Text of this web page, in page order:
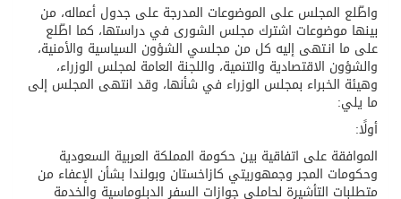
واطّلع المجلس على الموضوعات المدرجة على جدول أعماله، من
بينها موضوعات اشترك مجلس الشورى في دراستها، كما اطّلع
على ما انـتهى إليه كل من مجلسي الشؤون السياسية والأمنية،
والشؤون الاقتصادية والتنمية، واللجنة العامة لمجلس الوزراء،
وهيئة الخبراء بمجلس الوزراء في شأنها، وقد انتهى المجلس إلى
ما يلي:
أولًا:
الموافقة على اتفاقية بين حكومة المملكة العربية السعودية
وحكومات المجر وجمهوريتي كازاخستان وبولندا بشأن الإعفاء من
متطلبات التأشيرة لحاملي جوازات السفر الدبلوماسية والخدمة